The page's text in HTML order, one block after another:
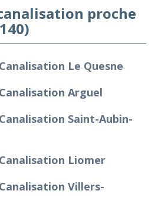
proche
Le Quesne
Arguel
Saint-Aubin-
Liomer
Villers-